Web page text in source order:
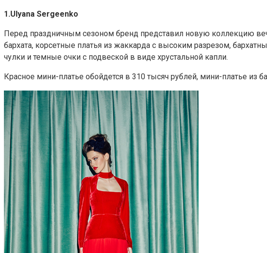
1.Ulyana Sergeenko
Перед праздничным сезоном бренд представил новую коллекцию
бархата, корсетные платья из жаккарда с высоким разрезом,
чулки и темные очки с подвеской в виде хрустальной капли.
Красное мини-платье обойдется в 310 тысяч рублей, мини-платье из